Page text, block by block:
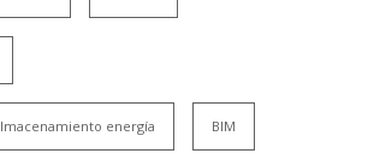
energía BIM